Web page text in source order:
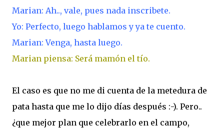
Marian: Ah.., vale, pues nada inscribete.
Yo: Perfecto, luego hablamos y ya te cuento.
Marian: Venga, hasta luego.
Marian piensa: Será mamón el tío.
El caso es que no me di cuenta de la metedura de
pata hasta que me lo dijo días después :-). Pero..
¿que mejor plan que celebrarlo en el campo,